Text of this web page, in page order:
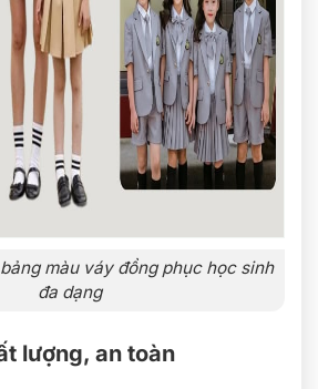
màu váy đồng phục học sinh
đa dạng
lượng, an toàn